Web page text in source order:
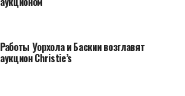
Работы Уорхола и Баскии возглавят
аукцион Christie’s